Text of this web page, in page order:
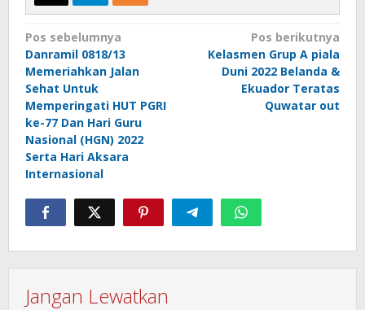
Navigasi
pos
Pos sebelumnya
Danramil 0818/13
Memeriahkan Jalan
Sehat Untuk
Memperingati HUT PGRI
ke-77 Dan Hari Guru
Nasional (HGN) 2022
Serta Hari Aksara
Internasional
Pos berikutnya
Kelasmen Grup A piala
Duni 2022 Belanda &
Ekuador Teratas
Quwatar out
Jangan Lewatkan